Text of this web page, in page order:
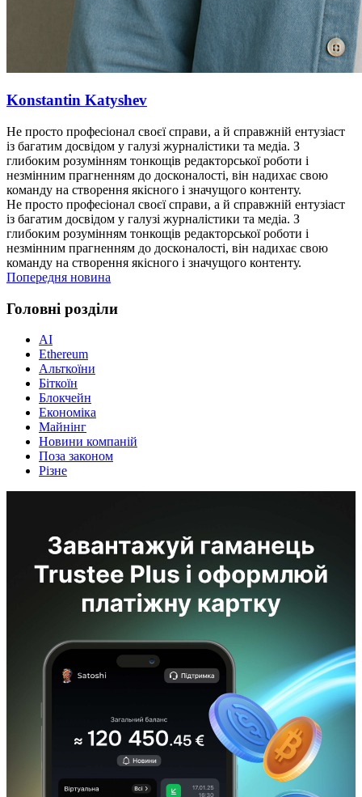
Konstantin Katyshev
Не просто професіонал своєї справи, а й справжній ентузіаст
із багатим досвідом у галузі журналістики та медіа. З
глибоким розумінням тонкощів редакторської роботи і
незмінним прагненням до досконалості, він надихає свою
команду на створення якісного і значущого контенту.
Не просто професіонал своєї справи, а й справжній ентузіаст
із багатим досвідом у галузі журналістики та медіа. З
глибоким розумінням тонкощів редакторської роботи і
незмінним прагненням до досконалості, він надихає свою
команду на створення якісного і значущого контенту.
Попередня новина
Головні розділи
AI
Ethereum
Альткоїни
Біткоїн
Блокчейн
Економіка
Майнінг
Новини компаній
Поза законом
Різне